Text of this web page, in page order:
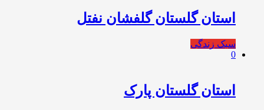
استان گلستان گلفشان نفتل
سبک زندگی
0
استان گلستان پارک